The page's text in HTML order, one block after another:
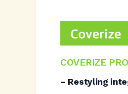
COVERIZE
– Restyling